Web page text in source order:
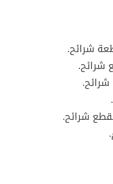
شرائح.
شرائح.
شرائح.